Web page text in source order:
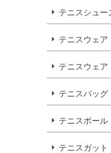
テニスシュー
テニスウェア
テニスウェア
テニスバッグ
テニスボール
テニスガット